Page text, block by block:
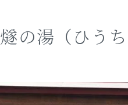
燧の湯（ひう